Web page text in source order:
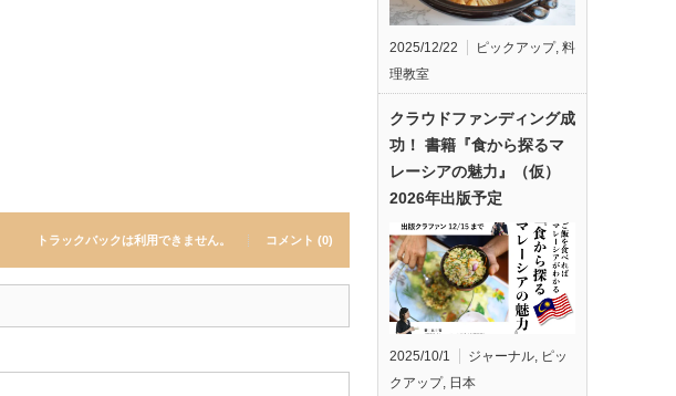
トラックバックは利用できません。 コメント (0)
2025/12/22 ピックアップ, 料
理教室
クラウドファンディング成
功！ 書籍『食から探るマ
レーシアの魅力』（仮）
2026年出版予定
2025/10/1 ジャーナル, ピッ
クアップ, 日本